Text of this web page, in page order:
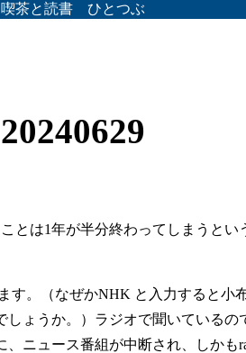
喫茶と読書 ひとつぶ
20240629
とは1年が半分終わってしまうとい
す。（なぜかNHK と入力すると小
ょうか。）ラジオで聞いているの
ニュース番組が中断され、しかも